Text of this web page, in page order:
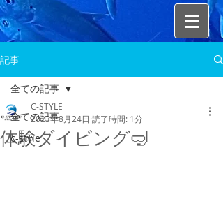
記事
全ての記事
c-style
全ての記事
体験ダイビング🤿
C-STYLE
2023年8月24日 読了時間: 1分